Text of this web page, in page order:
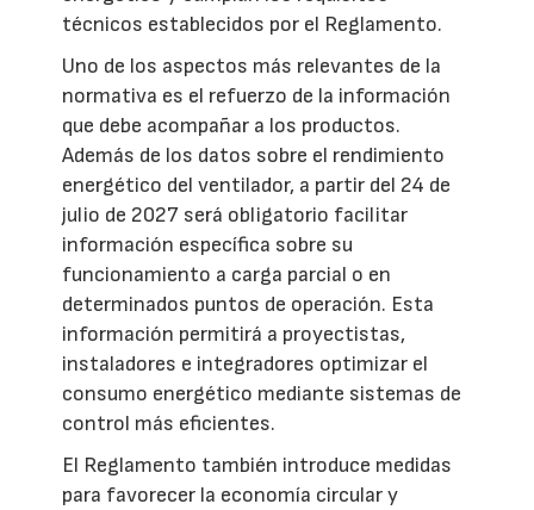
técnicos establecidos por el Reglamento.
Uno de los aspectos más relevantes de la
normativa es el refuerzo de la información
que debe acompañar a los productos.
Además de los datos sobre el rendimiento
energético del ventilador, a partir del 24 de
julio de 2027 será obligatorio facilitar
información específica sobre su
funcionamiento a carga parcial o en
determinados puntos de operación. Esta
información permitirá a proyectistas,
instaladores e integradores optimizar el
consumo energético mediante sistemas de
control más eficientes.
El Reglamento también introduce medidas
para favorecer la economía circular y